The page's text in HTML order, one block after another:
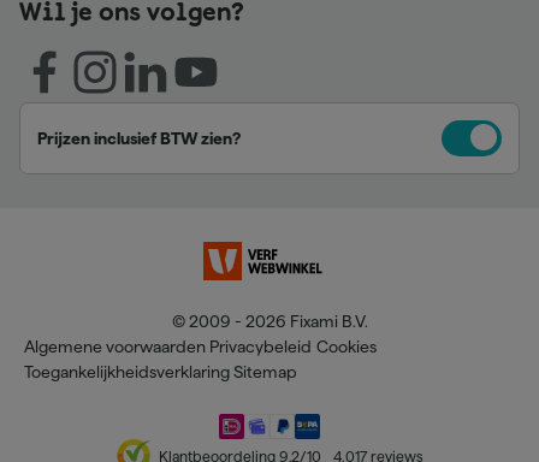
Wil je ons volgen?
Prijzen inclusief BTW zien?
© 2009 - 2026 Fixami B.V.
Algemene voorwaarden Privacybeleid Cookies
Toegankelijkheidsverklaring Sitemap
Klantbeoordeling 9,2/10 4.017 reviews